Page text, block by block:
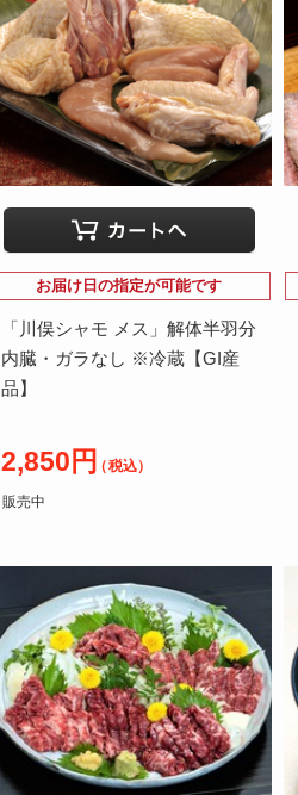
お届け日の指定が可能です
「川俣シャモ メス」解体半羽分
内臓・ガラなし ※冷蔵【GI産
品】
2,850円 （税込）
販売中